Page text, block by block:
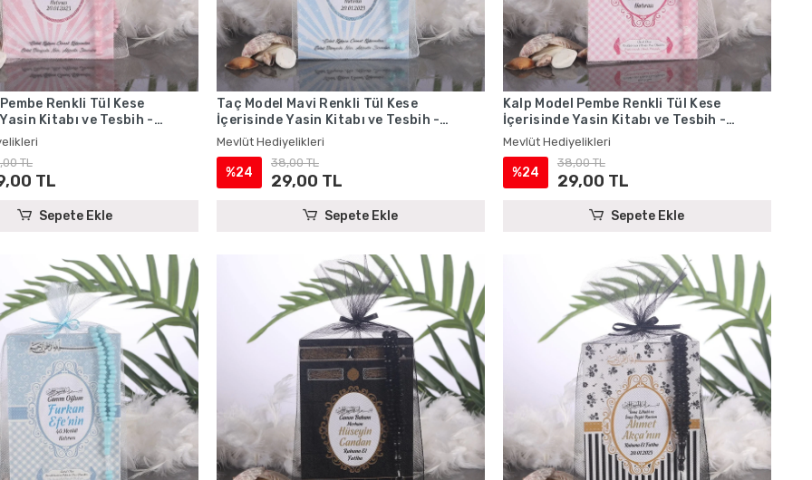
Renkli Tül Kese
Kitabı ve Tesbih -
TL
TL
Sepete Ekle
Taç Model Mavi Renkli Tül Kese
İçerisinde Yasin Kitabı ve Tesbih -
Mevlüt Hediyelikleri
Mevlüt Hediyelikleri
%24
38,00 TL
29,00 TL
Sepete Ekle
Kalp Model Pembe Renkli Tül Kese
İçerisinde Yasin Kitabı ve Tesbih -
Mevlüt Hediyelikleri
Mevlüt Hediyelikleri
%24
38,00 TL
29,00 TL
Sepete Ekle